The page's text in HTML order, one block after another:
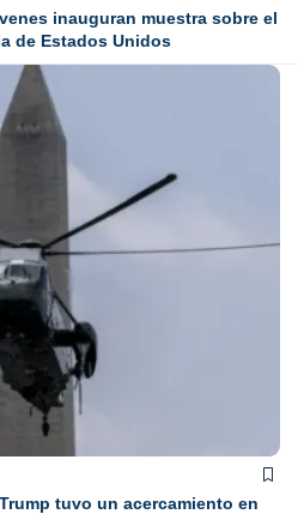
inauguran muestra sobre el
de Estados Unidos
tuvo un acercamiento en